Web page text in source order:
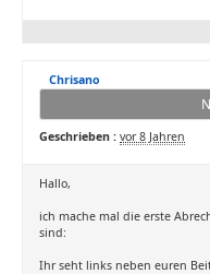
Chrisano
Geschrieben : vor 8 Jahren
Hallo,
ich mache mal die erste
sind:
Ihr seht links neben euren